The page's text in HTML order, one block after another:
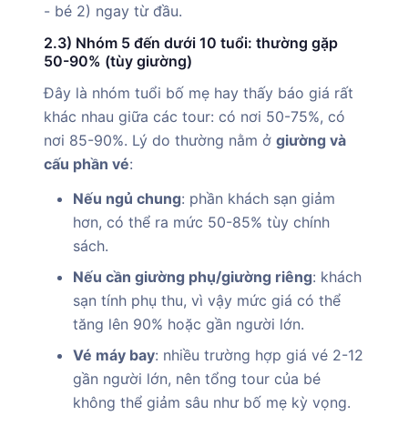
- bé 2) ngay từ đầu.
2.3) Nhóm 5 đến dưới 10 tuổi: thường gặp
50-90% (tùy giường)
Đây là nhóm tuổi bố mẹ hay thấy báo giá rất
khác nhau giữa các tour: có nơi 50-75%, có
nơi 85-90%. Lý do thường nằm ở giường và
cấu phần vé:
Nếu ngủ chung: phần khách sạn giảm
hơn, có thể ra mức 50-85% tùy chính
sách.
Nếu cần giường phụ/giường riêng: khách
sạn tính phụ thu, vì vậy mức giá có thể
tăng lên 90% hoặc gần người lớn.
Vé máy bay: nhiều trường hợp giá vé 2-12
gần người lớn, nên tổng tour của bé
không thể giảm sâu như bố mẹ kỳ vọng.